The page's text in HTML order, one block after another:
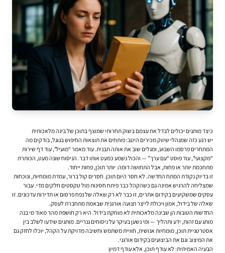
כיצד מותגים יכולים לבדל את עצמם בשוק תחרותי שמוצף בתוכן של בינה מלאכותית
יש רגע כזה שמנהלי שיווק מכירים היטב: פותחים את תוצאות החיפוש בגוגל, בודקים מה
המתחרים פרסמו השבוע, ומגלים שוב את אותה תבנית. עוד מאמר “מועיל”, עוד דף שירות
“מקצועי”, עוד פוסט “עם ערך” — והכול נשמע כמעט אותו דבר. הניסוח שונה מעט, הכותרת
מתחכמת יותר או פחות, אבל התחושה דומה: יותר תוכן, פחות ייחוד.
זו בדיוק נקודת המתח החדשה. לא חסר היום תוכן. חסרים קול ברור, עמדת מומחיות, ונוכחות
שמצליחה להרגיש אמינה גם כשהקהל כבר פיתח חסינות מול טקסטים חלקים מדי. עבור
עסקים שמשקיעים בקידום אתרים, זו כבר לא רק שאלה של נפח פרסום או תדירות עדכונים. זו
שאלה של בידול, אמון ויכולת לייצר תנועה אורגנית שבאמת מתחברת לעסק.
החדשות הטובות הן שבינה מלאכותית לא מוחקת בידול. היא רק חושפת מהר מאוד מי בנה
מותג עם זהות, ידע ותהליך — ומי נשען בעיקר על ניסוחים גנריים. מותגים שידעו לשלב בין
אסטרטגיית תוכן, מומחיות אנושית, חוויית משתמש וחשיבה מדויקת על הקהל, יוכלו לחזק גם
את המיצוב וגם את הביצועים בקידום אורגני.
הבעיה האמיתית: לא עודף תוכן, אלא עודף דמיון